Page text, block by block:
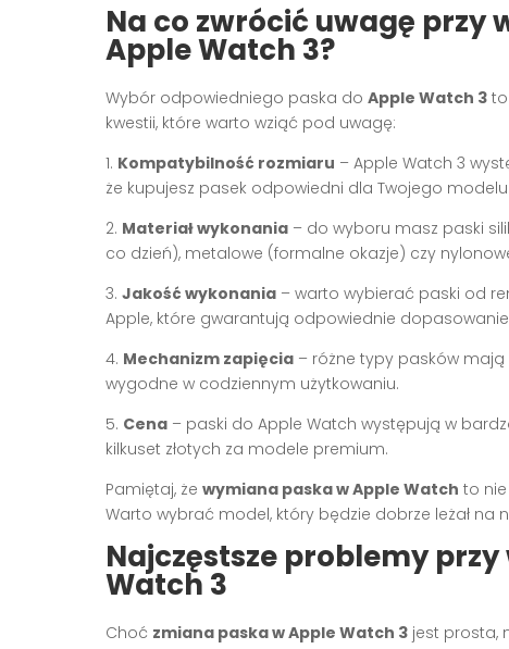
Na co zwrócić uwagę przy
Apple Watch 3?
Wybór odpowiedniego paska do Apple Watch 3
kwestii, które warto wziąć pod uwagę:
1. Kompatybilność rozmiaru – Apple Watch 3
że kupujesz pasek odpowiedni dla Twojego modelu.
2. Materiał wykonania – do wyboru masz paski
co dzień), metalowe (formalne okazje) czy
3. Jakość wykonania – warto wybierać paski od
Apple, które gwarantują odpowiednie dopasowanie
4. Mechanizm zapięcia – różne typy pasków mają
wygodne w codziennym użytkowaniu.
5. Cena – paski do Apple Watch występują w
kilkuset złotych za modele premium.
Pamiętaj, że wymiana paska w Apple Watch to
Warto wybrać model, który będzie dobrze leżał na
Najczęstsze problemy
Watch 3
Choć zmiana paska w Apple Watch 3 jest prosta,